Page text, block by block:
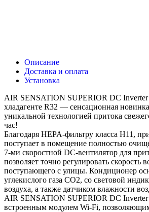
Описание
Доставка и оплата
Установка
AIR SENSATION SUPERIOR DC Inverter
хладагенте R32 — сенсационная
уникальной технологией притока
час!
Благодаря HEPA-фильтру класса H11,
поступает в помещение полностью
7-ми скоростной DC-вентилятор для
позволяет точно регулировать скорость
поступающего с улицы. Кондиционер
углекислого газа CO2, со световой
воздуха, а также датчиком влажности
AIR SENSATION SUPERIOR DC Inverter
встроенным модулем Wi-Fi,